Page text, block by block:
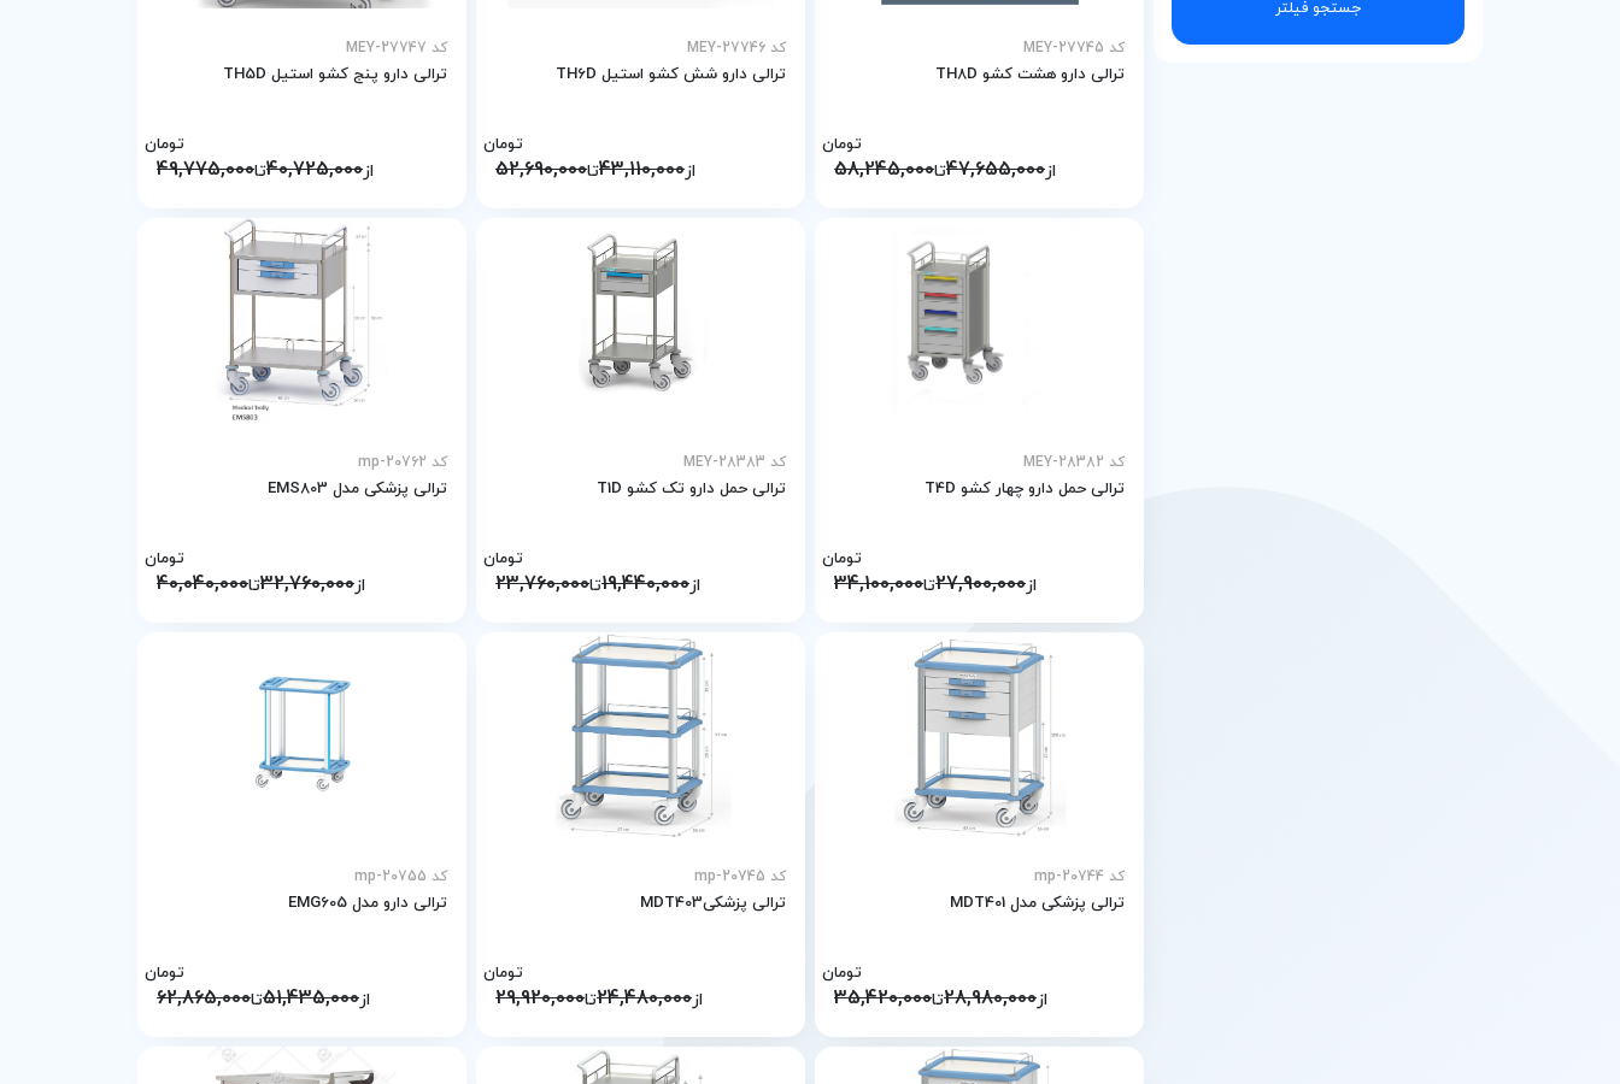
جستجو فیلتر
کد MEY-27745
ترالی دارو هشت کشو TH8D
از47,655,000تا58,245,000
تومان
کد MEY-27746
ترالی دارو شش کشو استیل TH6D
از43,110,000تا52,690,000
تومان
کد MEY-27747
ترالی دارو پنج کشو استیل TH5D
از40,725,000تا49,775,000
تومان
کد MEY-28382
ترالی حمل دارو چهار کشو T4D
از27,900,000تا34,100,000
تومان
کد MEY-28383
ترالی حمل دارو تک کشو T1D
از19,440,000تا23,760,000
تومان
کد mp-20762
ترالی پزشکی مدل EMS803
از32,760,000تا40,040,000
تومان
کد mp-20744
ترالی پزشکی مدل MDT401
از28,980,000تا35,420,000
تومان
کد mp-20745
ترالی پزشکیMDT403
از24,480,000تا29,920,000
تومان
کد mp-20755
ترالی دارو مدل EMG605
از51,435,000تا62,865,000
تومان